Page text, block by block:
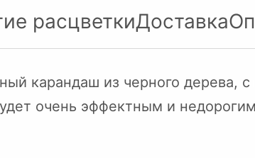
расцветкиДоставка
карандаш из черного дерева,
очень эффектным и